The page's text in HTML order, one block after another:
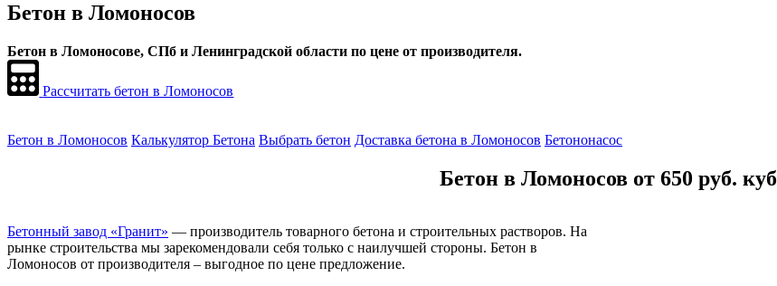
Бетон в Ломоносов
Бетон в Ломоносове, СПб и Ленинградской области по цене от производителя.
Рассчитать бетон в Ломоносов
Бетон в Ломоносов Калькулятор Бетона Выбрать бетон Доставка бетона в Ломоносов Бетононасос
Бетон в Ломоносов от 650 руб. куб
Бетонный завод «Гранит» — производитель товарного бетона и строительных растворов. На
рынке строительства мы зарекомендовали себя только с наилучшей стороны. Бетон в
Ломоносов от производителя – выгодное по цене предложение.